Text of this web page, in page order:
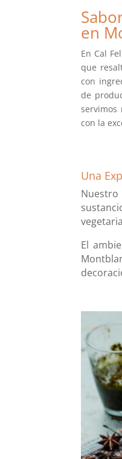
en
En Cal
que
con
de
servimos
con la
Una
El